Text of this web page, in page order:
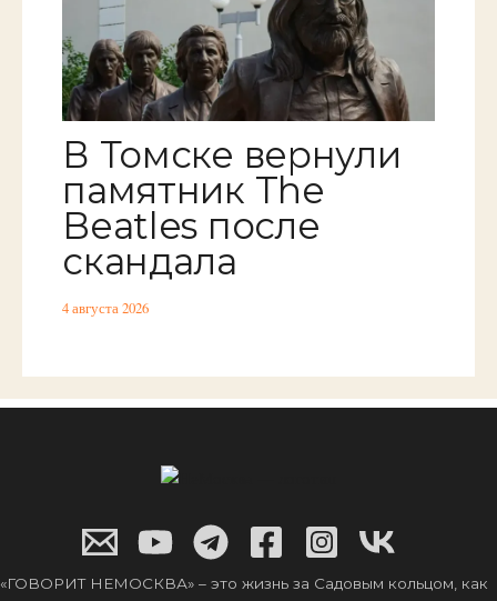
В Томске вернули
памятник The
Beatles после
скандала
4 августа 2026
«ГОВОРИТ НЕМОСКВА» – это жизнь за Садовым кольцом, как